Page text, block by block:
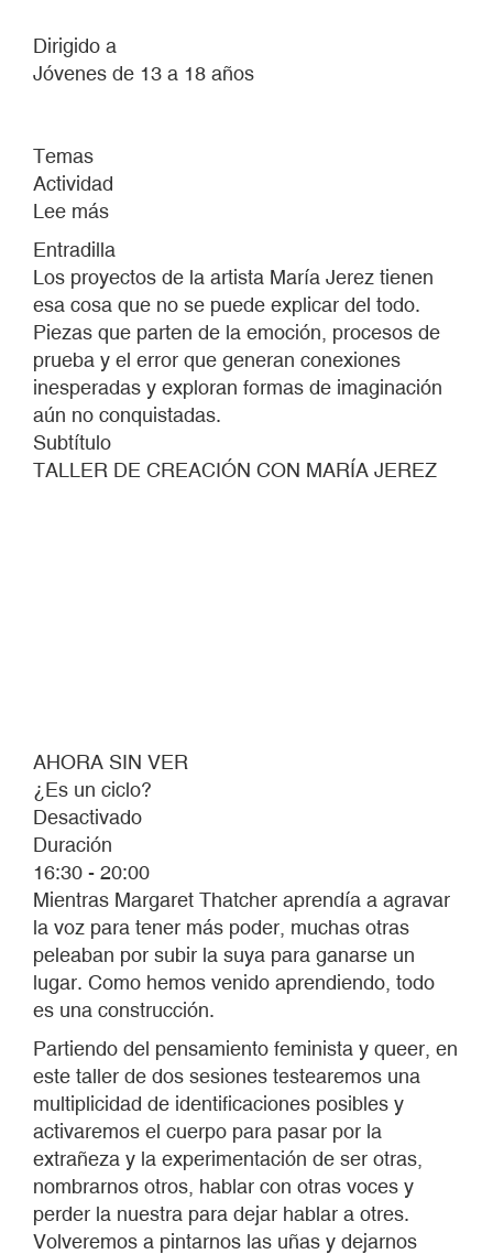
Dirigido a
Jóvenes de 13 a 18 años
Temas
Actividad
Lee más
SIN
Entradilla
Los proyectos de la artista María Jerez tienen
esa cosa que no se puede explicar del todo.
Piezas que parten de la emoción, procesos de
prueba y el error que generan conexiones
inesperadas y exploran formas de imaginación
aún no conquistadas.
Subtítulo
TALLER DE CREACIÓN CON MARÍA JEREZ
AHORA SIN VER
¿Es un ciclo?
Desactivado
Duración
16:30 - 20:00
Mientras Margaret Thatcher aprendía a agravar
la voz para tener más poder, muchas otras
peleaban por subir la suya para ganarse un
lugar. Como hemos venido aprendiendo, todo
es una construcción.
Partiendo del pensamiento feminista y queer, en
este taller de dos sesiones testearemos una
multiplicidad de identificaciones posibles y
activaremos el cuerpo para pasar por la
extrañeza y la experimentación de ser otras,
nombrarnos otros, hablar con otras voces y
perder la nuestra para dejar hablar a otres.
Volveremos a pintarnos las uñas y dejarnos